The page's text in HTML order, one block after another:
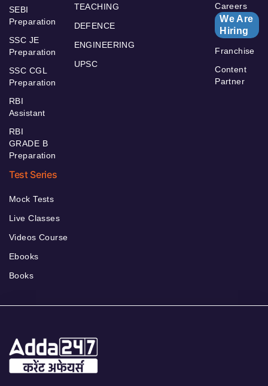
SEBI
Preparation
SSC JE
Preparation
SSC CGL
Preparation
RBI
Assistant
RBI
GRADE B
Preparation
TEACHING
DEFENCE
ENGINEERING
UPSC
Careers
We Are
Hiring
Franchise
Content
Partner
Test Series
Mock Tests
Live Classes
Videos Course
Ebooks
Books